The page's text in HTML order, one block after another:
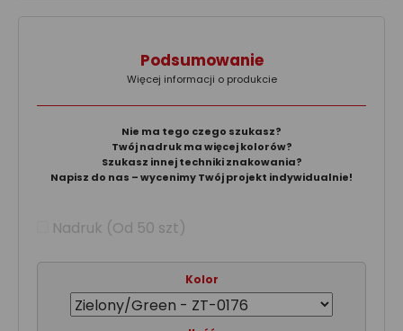
Podsumowanie
Więcej informacji o produkcie
Nie ma tego czego szukasz?
Twój nadruk ma więcej kolorów?
Szukasz innej techniki znakowania?
Napisz do nas – wycenimy Twój projekt indywidualnie!
Nadruk (Od 50 szt)
Kolor